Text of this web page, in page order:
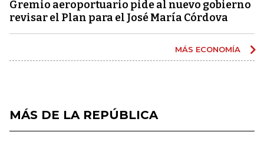
Gremio aeroportuario pide al nuevo gobierno
revisar el Plan para el José María Córdova
MÁS ECONOMÍA
MÁS DE LA REPÚBLICA